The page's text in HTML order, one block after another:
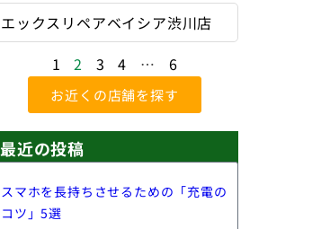
エックスリペアベイシア渋川店
1
2 3 4 … 6
お近くの店舗を探す
最近の投稿
スマホを長持ちさせるための「充電の
コツ」5選